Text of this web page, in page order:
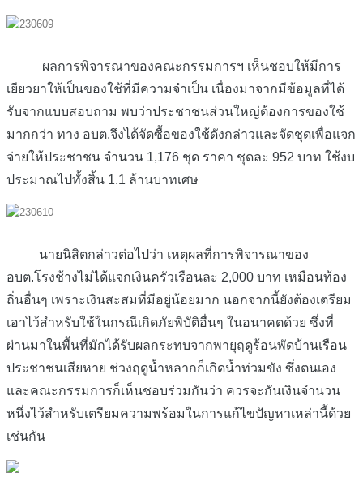
ผลการพิจารณาของคณะกรรมการฯ เห็นชอบให้มีการ
เยียวยาให้เป็นของใช้ที่มีความจำเป็น เนื่องมาจากมีข้อมูลที่ได้
รับจากแบบสอบถาม พบว่าประชาชนส่วนใหญ่ต้องการของใช้
มากกว่า ทาง อบต.จึงได้จัดซื้อของใช้ดังกล่าวและจัดชุดเพื่อแจก
จ่ายให้ประชาชน จำนวน 1,176 ชุด ราคา ชุดละ 952 บาท ใช้งบ
ประมาณไปทั้งสิ้น 1.1 ล้านบาทเศษ
นายนิสิตกล่าวต่อไปว่า เหตุผลที่การพิจารณาของ
อบต.โรงช้างไม่ได้แจกเงินครัวเรือนละ 2,000 บาท เหมือนท้อง
ถิ่นอื่นๆ เพราะเงินสะสมที่มีอยู่น้อยมาก นอกจากนี้ยังต้องเตรียม
เอาไว้สำหรับใช้ในกรณีเกิดภัยพิบัติอื่นๆ ในอนาคตด้วย ซึ่งที่
ผ่านมาในพื้นที่มักได้รับผลกระทบจากพายุฤดูร้อนพัดบ้านเรือน
ประชาชนเสียหาย ช่วงฤดูน้ำหลากก็เกิดน้ำท่วมขัง ซึ่งตนเอง
และคณะกรรมการก็เห็นชอบร่วมกันว่า ควรจะกันเงินจำนวน
หนึ่งไว้สำหรับเตรียมความพร้อมในการแก้ไขปัญหาเหล่านี้ด้วย
เช่นกัน